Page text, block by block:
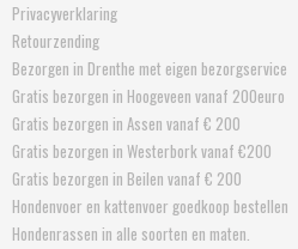
Privacyverklaring
Retourzending
Bezorgen in Drenthe met eigen bezorgservice
Gratis bezorgen in Hoogeveen vanaf 200euro
Gratis bezorgen in Assen vanaf € 200
Gratis bezorgen in Westerbork vanaf €200
Gratis bezorgen in Beilen vanaf € 200
Hondenvoer en kattenvoer goedkoop bestellen
Hondenrassen in alle soorten en maten.